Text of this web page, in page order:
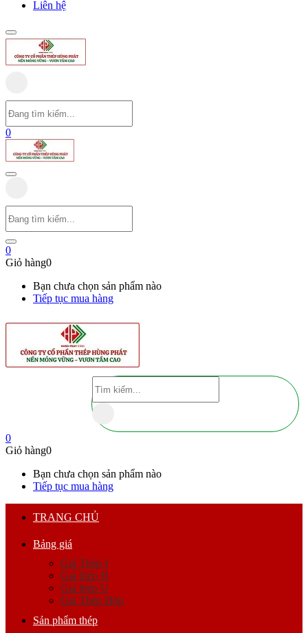
Liên hệ
0
0
Giỏ hàng0
Bạn chưa chọn sản phẩm nào
Tiếp tục mua hàng
0
Giỏ hàng0
Bạn chưa chọn sản phẩm nào
Tiếp tục mua hàng
TRANG CHỦ
Bảng giá
Giá Thép I
Giá thép H
Giá thép U
Giá Thép Hộp
Sản phẩm thép